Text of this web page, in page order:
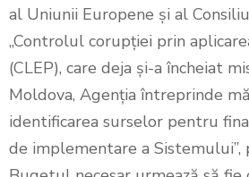
al Uniunii Europene și al
„Controlul corupției prin
(CLEP), care deja și-a încheiat
Moldova, Agenția întreprinde
identificarea surselor pentru
de implementare a Sistemului”,